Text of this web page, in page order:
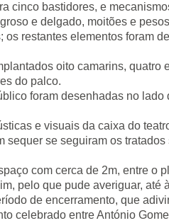
cinco bastidores, e
e delgado, moitões e
os restantes elementos foram
oito camarins, quatro
do palco.
foram desenhadas no lado
e visuais da caixa do
sequer se seguiram os
com cerca de 2m, entre o
pelo que pude averiguar, até
de encerramento, que
celebrado entre António